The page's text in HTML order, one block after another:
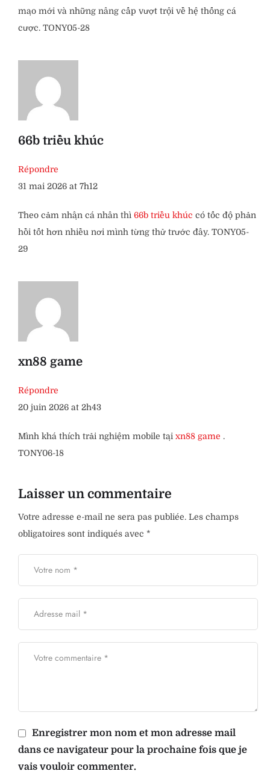
mạo mới và những nâng cấp vượt trội về hệ thống cá
cược. TONY05-28
66b triều khúc
Répondre
31 mai 2026 at 7h12
Theo cảm nhận cá nhân thì 66b triều khúc có tốc độ phản
hồi tốt hơn nhiều nơi mình từng thử trước đây. TONY05-
29
xn88 game
Répondre
20 juin 2026 at 2h43
Mình khá thích trải nghiệm mobile tại xn88 game .
TONY06-18
Laisser un commentaire
Votre adresse e-mail ne sera pas publiée. Les champs
obligatoires sont indiqués avec *
Enregistrer mon nom et mon adresse mail
dans ce navigateur pour la prochaine fois que je
vais vouloir commenter.